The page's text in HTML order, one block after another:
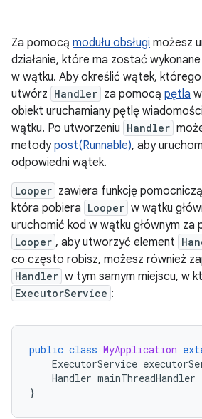
Za pomocą modułu obsługi możesz
działanie, które ma zostać wykonane
w wątku. Aby określić wątek,
utwórz Handler za pomocą pętla
obiekt uruchamiany pętlę
wątku. Po utworzeniu Handler
metodypost(Runnable), aby
odpowiedni wątek.
Looper zawiera funkcję pomocniczą
która pobiera Looper w wątku
uruchomić kod w wątku głównym za
Looper , aby utworzyć element
co często robisz, możesz również
Handler w tym samym miejscu, w
ExecutorService :
public class MyApplication
ExecutorService
Handler mainThreadHandler
}